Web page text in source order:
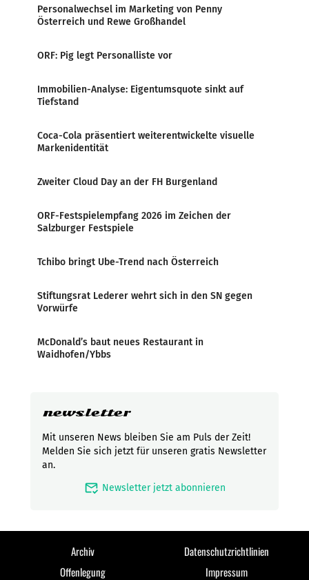
Personalwechsel im Marketing von Penny
Österreich und Rewe Großhandel
ORF: Pig legt Personalliste vor
Immobilien-Analyse: Eigentumsquote sinkt auf
Tiefstand
Coca-Cola präsentiert weiterentwickelte visuelle
Markenidentität
Zweiter Cloud Day an der FH Burgenland
ORF-Festspielempfang 2026 im Zeichen der
Salzburger Festspiele
Tchibo bringt Ube-Trend nach Österreich
Stiftungsrat Lederer wehrt sich in den SN gegen
Vorwürfe
McDonald’s baut neues Restaurant in
Waidhofen/Ybbs
newsletter
Mit unseren News bleiben Sie am Puls der Zeit!
Melden Sie sich jetzt für unseren gratis Newsletter
an.
mark_email_read Newsletter jetzt abonnieren
Archiv
Datenschutzrichtlinien
Offenlegung
Impressum